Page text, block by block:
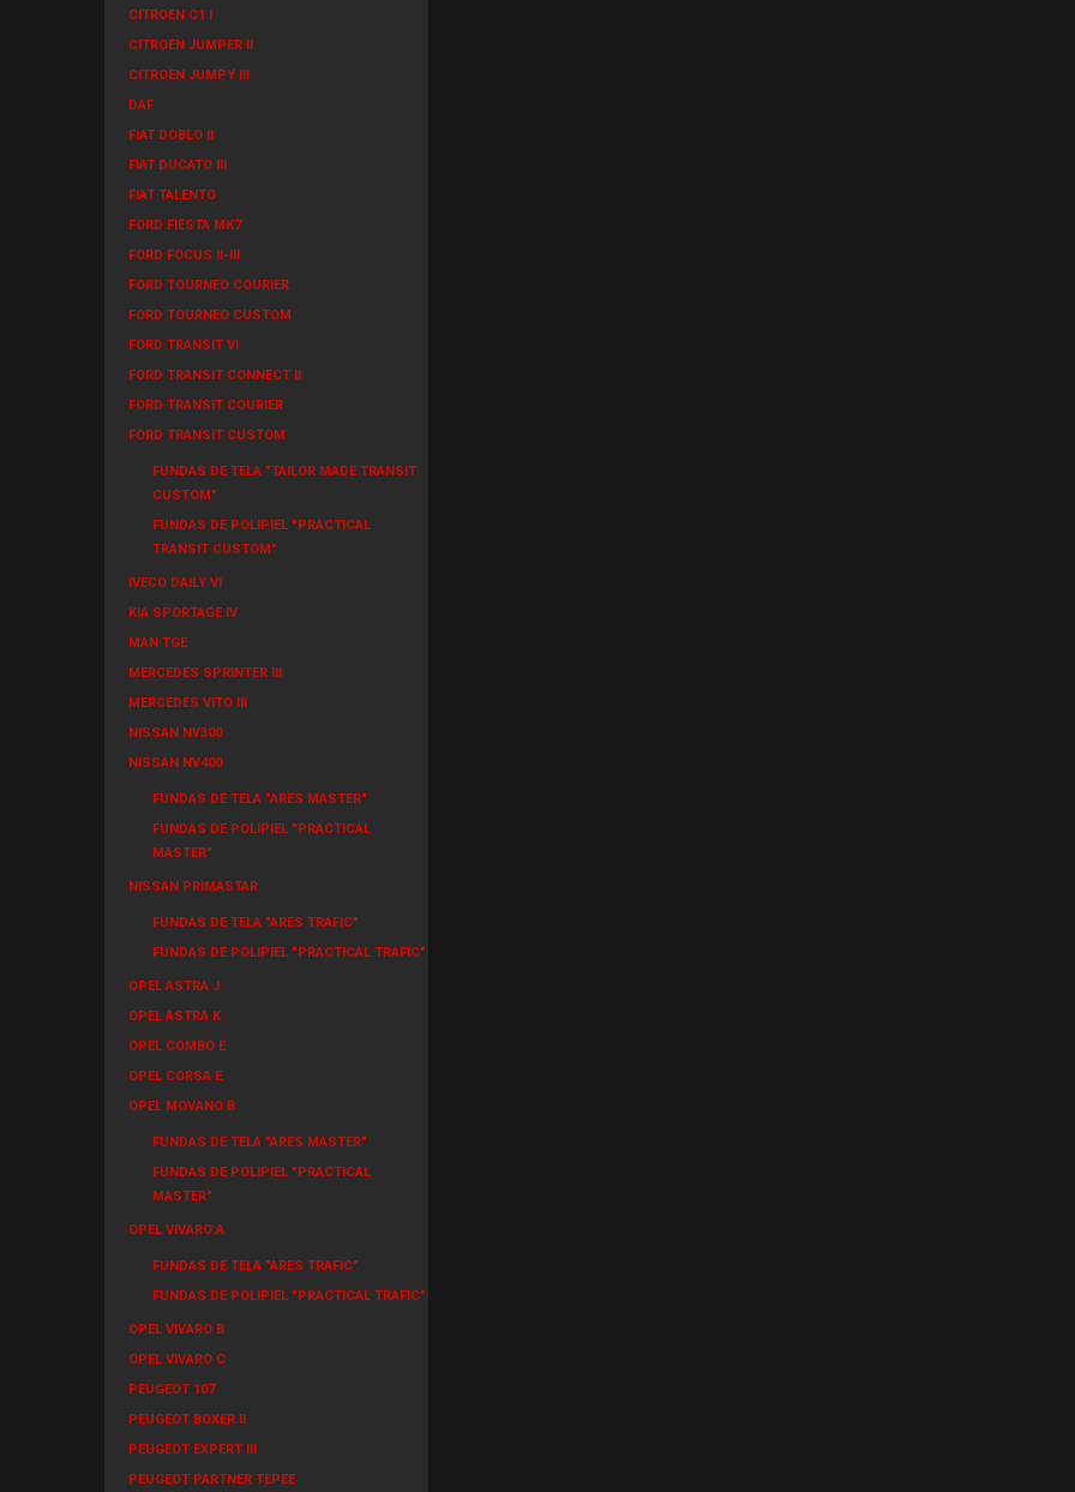
CITROEN C1 I
CITROEN JUMPER II
CITROEN JUMPY III
DAF
FIAT DOBLO II
FIAT DUCATO III
FIAT TALENTO
FORD FIESTA MK7
FORD FOCUS II-III
FORD TOURNEO COURIER
FORD TOURNEO CUSTOM
FORD TRANSIT VI
FORD TRANSIT CONNECT II
FORD TRANSIT COURIER
FORD TRANSIT CUSTOM
FUNDAS DE TELA "TAILOR MADE TRANSIT
CUSTOM"
FUNDAS DE POLIPIEL "PRACTICAL
TRANSIT CUSTOM"
IVECO DAILY VI
KIA SPORTAGE IV
MAN TGE
MERCEDES SPRINTER III
MERCEDES VITO III
NISSAN NV300
NISSAN NV400
FUNDAS DE TELA "ARES MASTER"
FUNDAS DE POLIPIEL "PRACTICAL
MASTER"
NISSAN PRIMASTAR
FUNDAS DE TELA "ARES TRAFIC"
FUNDAS DE POLIPIEL "PRACTICAL TRAFIC"
OPEL ASTRA J
OPEL ASTRA K
OPEL COMBO E
OPEL CORSA E
OPEL MOVANO B
FUNDAS DE TELA "ARES MASTER"
FUNDAS DE POLIPIEL "PRACTICAL
MASTER"
OPEL VIVARO A
FUNDAS DE TELA "ARES TRAFIC"
FUNDAS DE POLIPIEL "PRACTICAL TRAFIC"
OPEL VIVARO B
OPEL VIVARO C
PEUGEOT 107
PEUGEOT BOXER II
PEUGEOT EXPERT III
PEUGEOT PARTNER TEPEE